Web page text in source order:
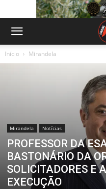
Início Mirandela
Mirandela Notícias
PROFESSOR DA
BASTONÁRIO DA
SOLICITADORES E
EXECUÇÃO